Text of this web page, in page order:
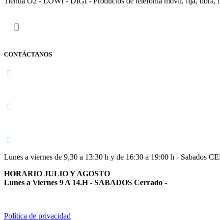
CONTÁCTANOS
Lunes a viernes de 9,30 a 13:30 h y de 16:30 a 19:00 h - Sabados
HORARIO JULIO Y AGOSTO
Lunes a Viernes 9 A 14.H - SABADOS Cerrado -
Política de privacidad